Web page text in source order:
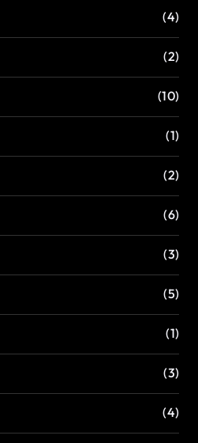
(4)
(2)
(10)
(1)
(2)
(6)
(3)
(5)
(1)
(3)
(4)